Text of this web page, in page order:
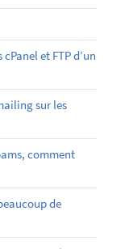
et FTP d’un
sur les
comment
de